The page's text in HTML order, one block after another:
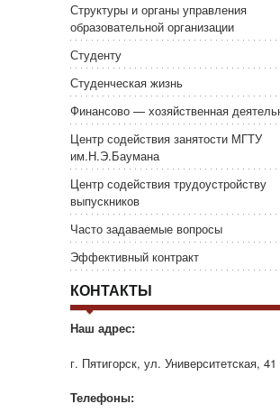
Структуры и органы управления
образовательной организации
Студенту
Студенческая жизнь
Финансово — хозяйственная
Центр содействия занятости МГТУ
им.Н.Э.Баумана
Центр содействия трудоустройству
выпускников
Часто задаваемые вопросы
Эффективный контракт
КОНТАКТЫ
Наш адрес:
г. Пятигорск, ул. Университетская, 41
Телефоны: